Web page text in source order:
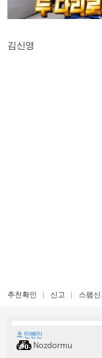
김신영
추천확인 신고 스팸신
초 인벤인
Nozdormu